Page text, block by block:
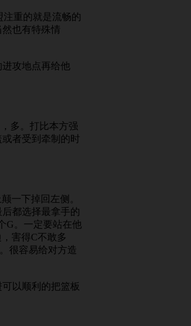
注重的就是流畅的
也有特殊情
攻地点再给他
多。打比本方强
者受到牵制的时
一下掉回左侧。
都选择最拿手的
G。一定要站在他
害得C不敢多
很容易给对方造
以顺利的把篮板